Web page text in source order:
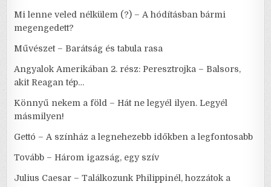
Mi lenne veled nélkülem (?) – A hódításban bármi
megengedett?
Művészet – Barátság és tabula rasa
Angyalok Amerikában 2. rész: Peresztrojka – Balsors,
akit Reagan tép…
Könnyű nekem a föld – Hát ne legyél ilyen. Legyél
másmilyen!
Gettó – A színház a legnehezebb időkben a legfontosabb
Tovább – Három igazság, egy szív
Julius Caesar – Találkozunk Philippinél, hozzátok a